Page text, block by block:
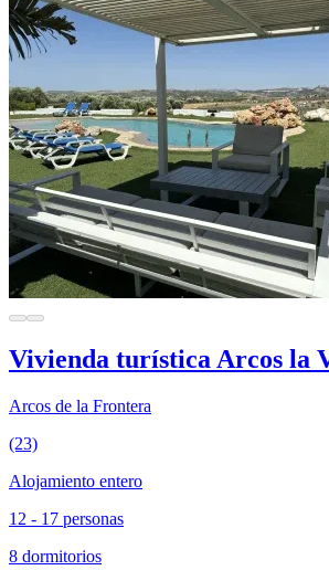
Vivienda turística Arcos la
Arcos de la Frontera
(23)
Alojamiento entero
12 - 17 personas
8 dormitorios